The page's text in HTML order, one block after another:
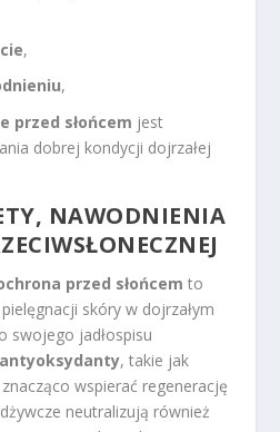
,
,
przed słońcem jest
dobrej kondycji dojrzałej
NAWODNIENIA
przed słońcem to
skóry w dojrzałym
swojego jadłospisu
antyoksydanty, takie jak
wspierać regenerację
neutralizują również